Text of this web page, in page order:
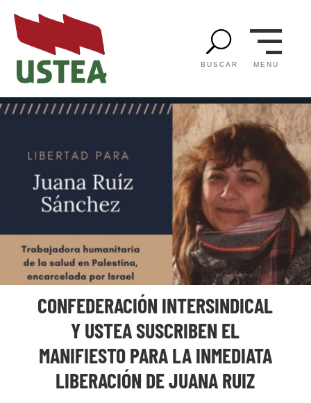
U
BUSCAR MENU
CONFEDERACIÓN INTERSINDICAL
Y USTEA SUSCRIBEN EL
MANIFIESTO PARA LA INMEDIATA
LIBERACIÓN DE JUANA RUIZ